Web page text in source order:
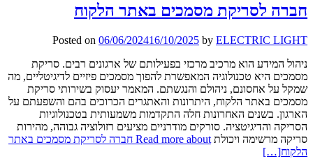
חברה לסריקת מסמכים באתר הלקוח
Posted on 06/06/202416/10/2025 by ELECTRIC LIGHT
ניהול המידע הוא מרכיב מרכזי בפעילותם של ארגונים רבים. סריקת
מסמכים היא טכנולוגיה המאפשרת להפוך מסמכים פיזיים לדיגיטליים, מה
שמקל על אחסונם, ניהולם והנגשתם. המאמר יעסוק בשירותי סריקת
מסמכים באתר הלקוח, היתרונות והאתגרים הכרוכים בהם והשפעתם על
הארגון. בשנים האחרונות חלה התקדמות משמעותית בטכנולוגיות
הסריקה והדיגיטציה. סורקים מודרניים מציעים רזולוציה גבוהה, מהירות
סריקה מרשימה ויכולת
Read more about חברה לסריקת מסמכים באתר
הלקוח[…]